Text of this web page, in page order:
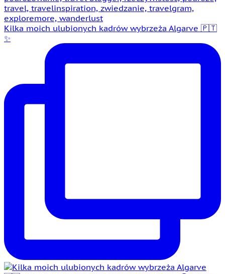
Kilka moich ulubionych kadrów wybrzeża Algarve 🇵🇹
✨